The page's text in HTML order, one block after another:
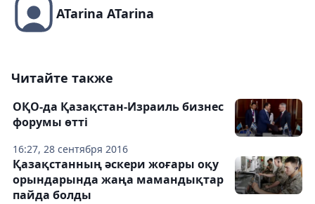
ATarina ATarina
Читайте также
16:27, 28 сентября 2016
ОҚО-да Қазақстан-Израиль бизнес
форумы өтті
Қазақстанның әскери жоғары оқу
орындарында жаңа мамандықтар
пайда болды